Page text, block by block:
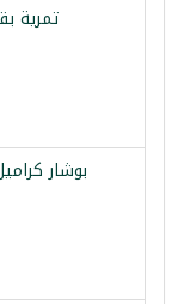
تمرية
بوشار كراميل